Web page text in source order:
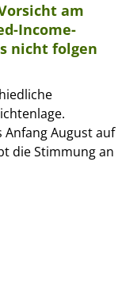
am
Income-
nicht folgen
Anfang August auf
die Stimmung an